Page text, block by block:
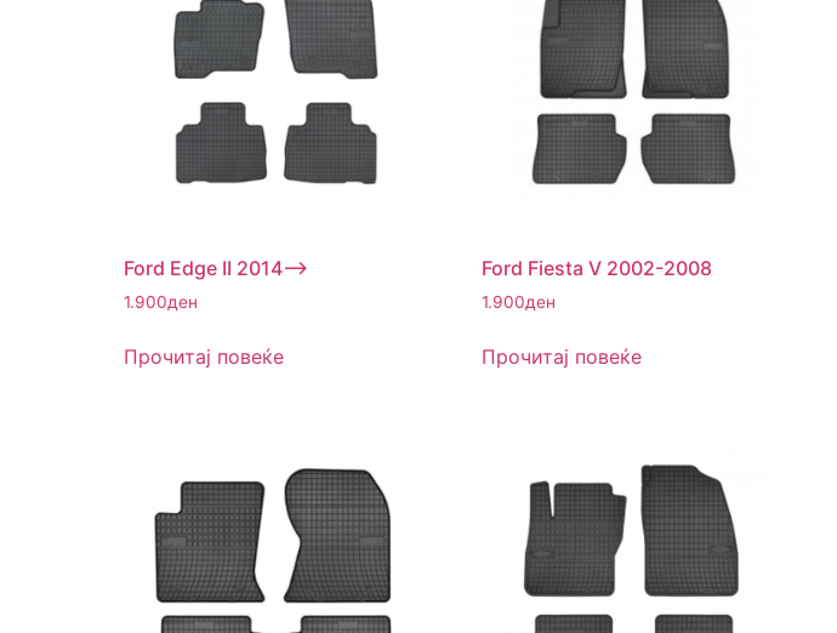
Ford Edge II 2014–>
1.900ден
Прочитај повеќе
Ford Fiesta V 2002-2008
1.900ден
Прочитај повеќе